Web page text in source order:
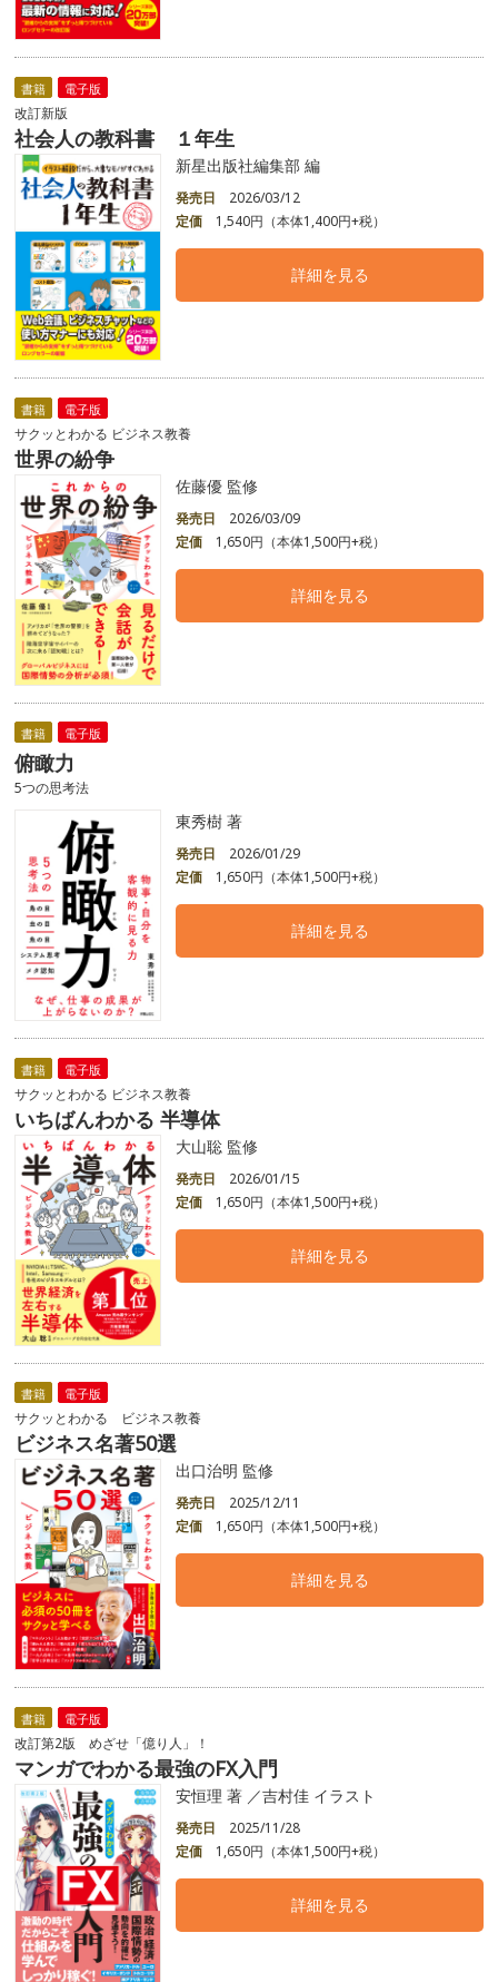
書籍 電子版
改訂新版
社会人の教科書 １年生
新星出版社編集部 編
発売日
2026/03/12
定価
1,540円（本体1,400円+税）
詳細を見る
書籍 電子版
サクッとわかる ビジネス教養
世界の紛争
佐藤優 監修
発売日
2026/03/09
定価
1,650円（本体1,500円+税）
詳細を見る
書籍 電子版
俯瞰力
5つの思考法
東秀樹 著
発売日
2026/01/29
定価
1,650円（本体1,500円+税）
詳細を見る
書籍 電子版
サクッとわかる ビジネス教養
いちばんわかる 半導体
大山聡 監修
発売日
2026/01/15
定価
1,650円（本体1,500円+税）
詳細を見る
書籍 電子版
サクッとわかる ビジネス教養
ビジネス名著50選
出口治明 監修
発売日
2025/12/11
定価
1,650円（本体1,500円+税）
詳細を見る
書籍 電子版
改訂第2版 めざせ「億り人」！
マンガでわかる最強のFX入門
安恒理 著 ／吉村佳 イラスト
発売日
2025/11/28
定価
1,650円（本体1,500円+税）
詳細を見る